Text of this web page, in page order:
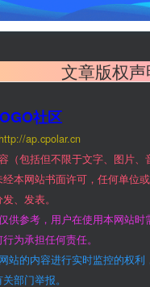
文章版权
社区
http://ap.cpolar.cn
（包括但不限于文字、图片
本网站书面许可，任何单位
、发表。
供参考，用户在使用本网站
为承担任何责任。
站的内容进行实时监控的权
部门举报。